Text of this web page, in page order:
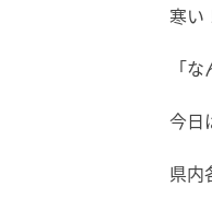
寒い
「
今日
県内